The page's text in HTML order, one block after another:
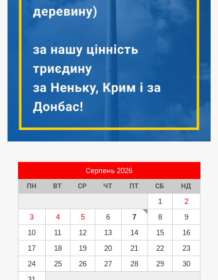
Серпень 2026
ПН ВТ СР ЧТ ПТ СБ НД
1
2
3
4 5 6 7 8
9
10
11 12 13 14 15
16
17
18 19 20 21 22
23
24
25 26 27 28 29
30